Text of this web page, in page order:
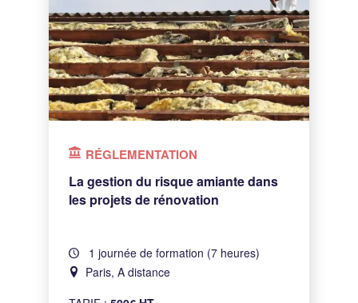
RÉGLEMENTATION
La gestion du risque amiante dans
les projets de rénovation
1 journée de formation (7 heures)
Paris, A distance